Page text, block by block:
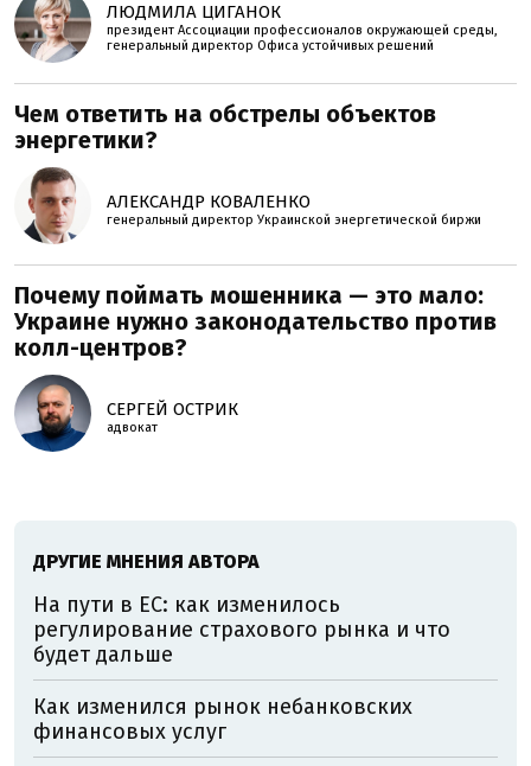
ЛЮДМИЛА ЦИГАНОК
президент Ассоциации профессионалов окружающей среды,
генеральный директор Офиса устойчивых решений
Чем ответить на обстрелы объектов
энергетики?
АЛЕКСАНДР КОВАЛЕНКО
генеральный директор Украинской энергетической биржи
Почему поймать мошенника — это мало:
Украине нужно законодательство против
колл-центров?
СЕРГЕЙ ОСТРИК
адвокат
ДРУГИЕ МНЕНИЯ АВТОРА
На пути в ЕС: как изменилось
регулирование страхового рынка и что
будет дальше
Как изменился рынок небанковских
финансовых услуг